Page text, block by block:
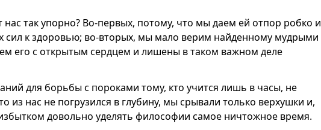
нас так упорно? Во-первых, потому, что мы даем ей отпор робко и
сил к здоровью; во-вторых, мы мало верим найденному мудрыми
его с открытым сердцем и лишены в таком важном деле
для борьбы с пороками тому, кто учится лишь в часы, не
из нас не погрузился в глубину, мы срывали только верхушки и,
довольно уделять философии самое ничтожное время.